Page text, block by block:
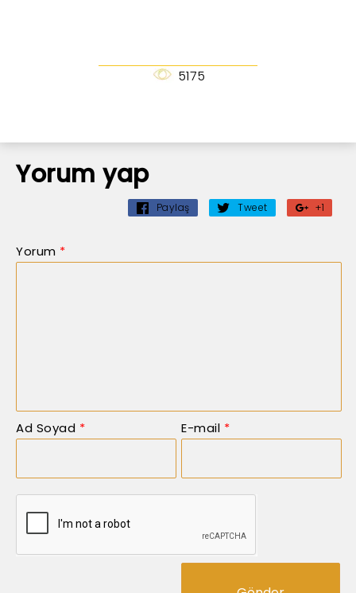
5175
Yorum yap
Paylaş Tweet +1
Yorum *
Ad Soyad * E-mail *